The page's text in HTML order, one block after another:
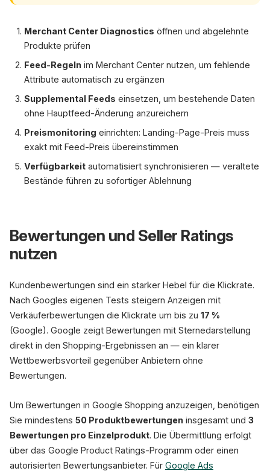
Merchant Center Diagnostics öffnen und abgelehnte
Produkte prüfen
Feed-Regeln im Merchant Center nutzen, um fehlende
Attribute automatisch zu ergänzen
Supplemental Feeds einsetzen, um bestehende Daten
ohne Hauptfeed-Änderung anzureichern
Preismonitoring einrichten: Landing-Page-Preis muss
exakt mit Feed-Preis übereinstimmen
Verfügbarkeit automatisiert synchronisieren — veraltete
Bestände führen zu sofortiger Ablehnung
Bewertungen und Seller Ratings
nutzen
Kundenbewertungen sind ein starker Hebel für die Klickrate.
Nach Googles eigenen Tests steigern Anzeigen mit
Verkäuferbewertungen die Klickrate um bis zu 17 %
(Google). Google zeigt Bewertungen mit Sternedarstellung
direkt in den Shopping-Ergebnissen an — ein klarer
Wettbewerbsvorteil gegenüber Anbietern ohne
Bewertungen.
Um Bewertungen in Google Shopping anzuzeigen, benötigen
Sie mindestens 50 Produktbewertungen insgesamt und 3
Bewertungen pro Einzelprodukt. Die Übermittlung erfolgt
über das Google Product Ratings-Programm oder einen
autorisierten Bewertungsanbieter. Für Google Ads